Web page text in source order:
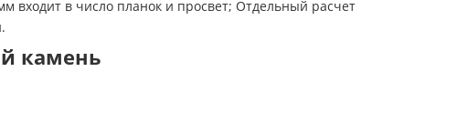
входит в число планок и просвет; Отдельный расчет
камень